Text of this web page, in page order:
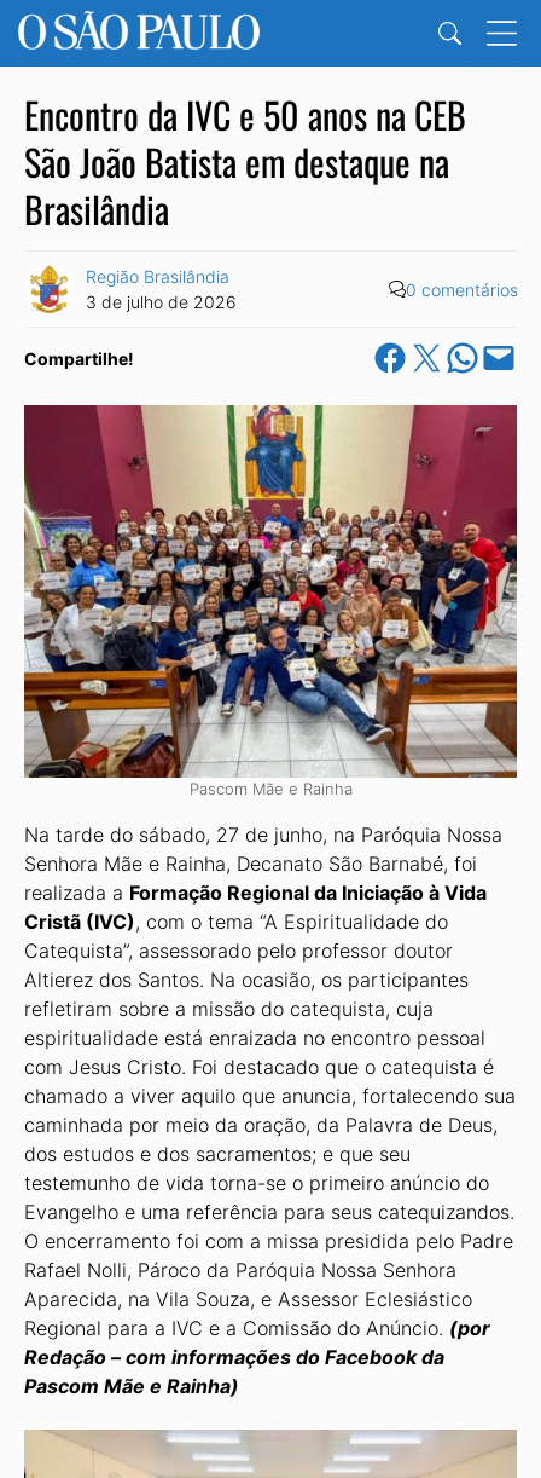
Encontro da IVC e 50 anos na CEB
São João Batista em destaque na
Brasilândia
Região Brasilândia
3 de julho de 2026
0 comentários
Compartilhe! Share on Facebook
Share on X Share on
Email this
Pascom Mãe e Rainha
Na tarde do sábado, 27 de junho, na Paróquia Nossa
Senhora Mãe e Rainha, Decanato São Barnabé, foi
realizada a Formação Regional da Iniciação à Vida
Cristã (IVC), com o tema “A Espiritualidade do
Catequista”, assessorado pelo professor doutor
Altierez dos Santos. Na ocasião, os participantes
refletiram sobre a missão do catequista, cuja
espiritualidade está enraizada no encontro pessoal
com Jesus Cris­to. Foi destacado que o catequista é
chamado a viver aquilo que anuncia, fortalecendo sua
caminhada por meio da oração, da Palavra de Deus,
dos estudos e dos sacramentos; e que seu
testemunho de vida torna-se o primeiro anúncio do
Evangelho e uma referência para seus catequizandos.
O encerramento foi com a missa presidida pelo Padre
Rafael Nolli, Pároco da Paróquia Nossa Senhora
Aparecida, na Vila Souza, e Assessor Eclesiástico
Regional para a IVC e a Comissão do Anúncio. (por
Redação – com informações do Facebook da
Pascom Mãe e Rainha)